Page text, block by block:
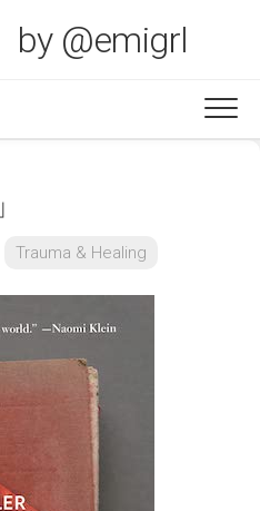
by @emigrl
Trauma & Healing